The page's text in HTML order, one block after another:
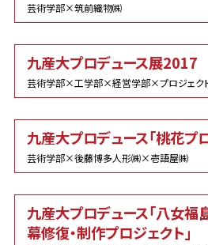
芸術学部×筑前織物㈱
九産大プロデュース展2017
芸術学部×工学部×経営学部×プロジェク
九産大プロデュース「桃花プ
芸術学部×後藤博多人形㈱×壱語屋㈱
九産大プロデュース「八女
幕修復・制作プロジェクト」